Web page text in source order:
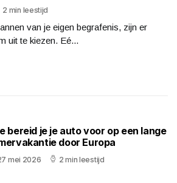
2 min leestijd
van je eigen begrafenis, zijn er
uit te kiezen. Eé...
bereid je je auto voor op een lange
door Europa
mei 2026 2 min leestijd